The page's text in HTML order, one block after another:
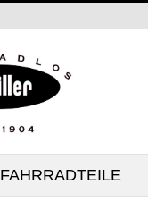
FAHRRADTEILE